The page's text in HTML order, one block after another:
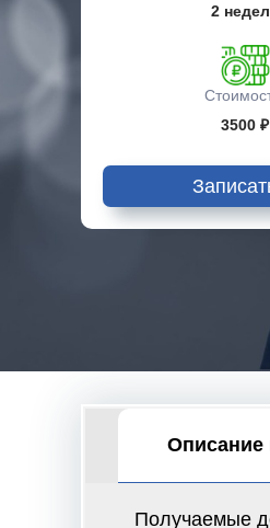
2
3500 ₽
Описание
Получаемые